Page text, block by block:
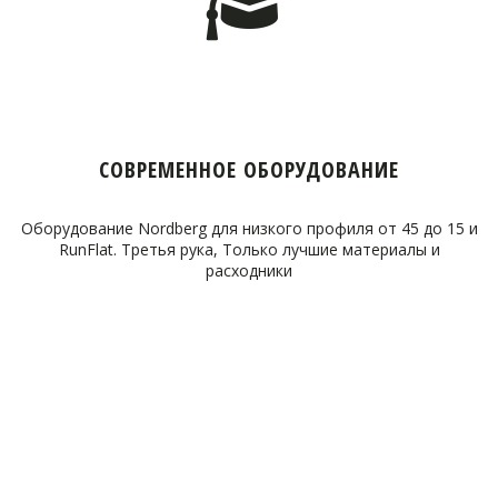
СОВРЕМЕННОЕ ОБОРУДОВАНИЕ
Оборудование Nordberg для низкого профиля от 45 до 15 и
RunFlat. Третья рука, Только лучшие материалы и
расходники